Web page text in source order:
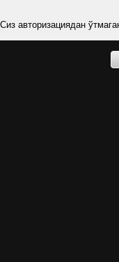
Сиз авторизациядан